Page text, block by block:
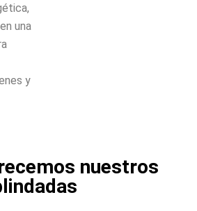
una
y
nuestros